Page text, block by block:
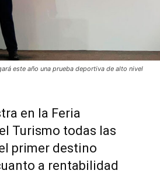
este año una prueba deportiva de alto nivel
en la Feria
Turismo todas las
primer destino
a rentabilidad